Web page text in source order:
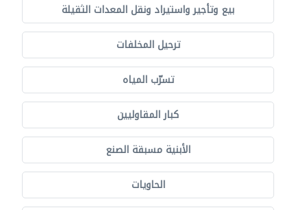
بيع وتأجير واستيراد ونقل المعدات الثقيلة
ترحيل المخلفات
تسرّب المياه
كبار المقاوليين
الأبنية مسبقة الصنع
الحاويات